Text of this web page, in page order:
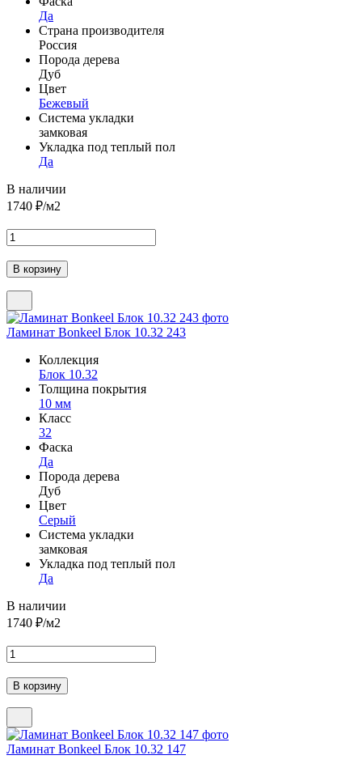
Да
Страна производителя
Россия
Порода дерева
Дуб
Цвет
Бежевый
Система укладки
замковая
Укладка под теплый пол
Да
В наличии
1740 ₽/м2
Ламинат Bonkeel Блок 10.32 243
Коллекция
Блок 10.32
Толщина покрытия
10 мм
Класс
32
Фаска
Да
Порода дерева
Дуб
Цвет
Серый
Система укладки
замковая
Укладка под теплый пол
Да
В наличии
1740 ₽/м2
Ламинат Bonkeel Блок 10.32 147